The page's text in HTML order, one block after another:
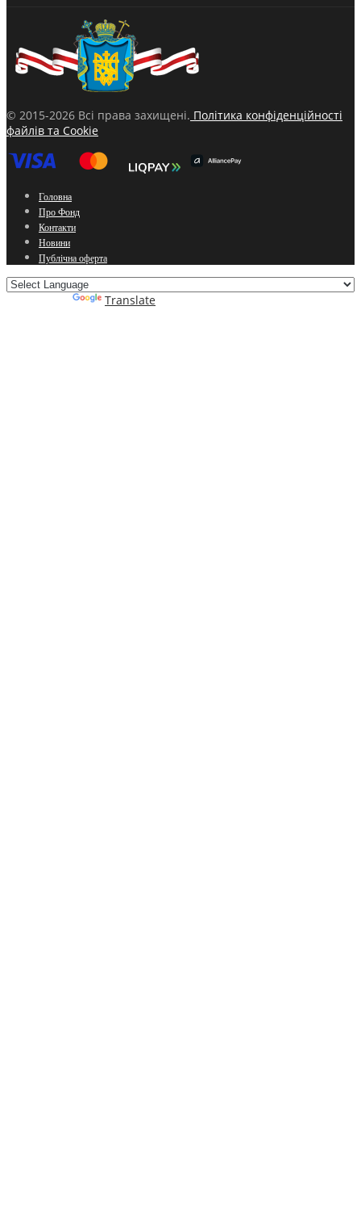
© 2015-2026 Всі права захищені. Політика конфіденційності
файлів та Cookie
Головна
Про Фонд
Контакти
Новини
Публічна оферта
Translate